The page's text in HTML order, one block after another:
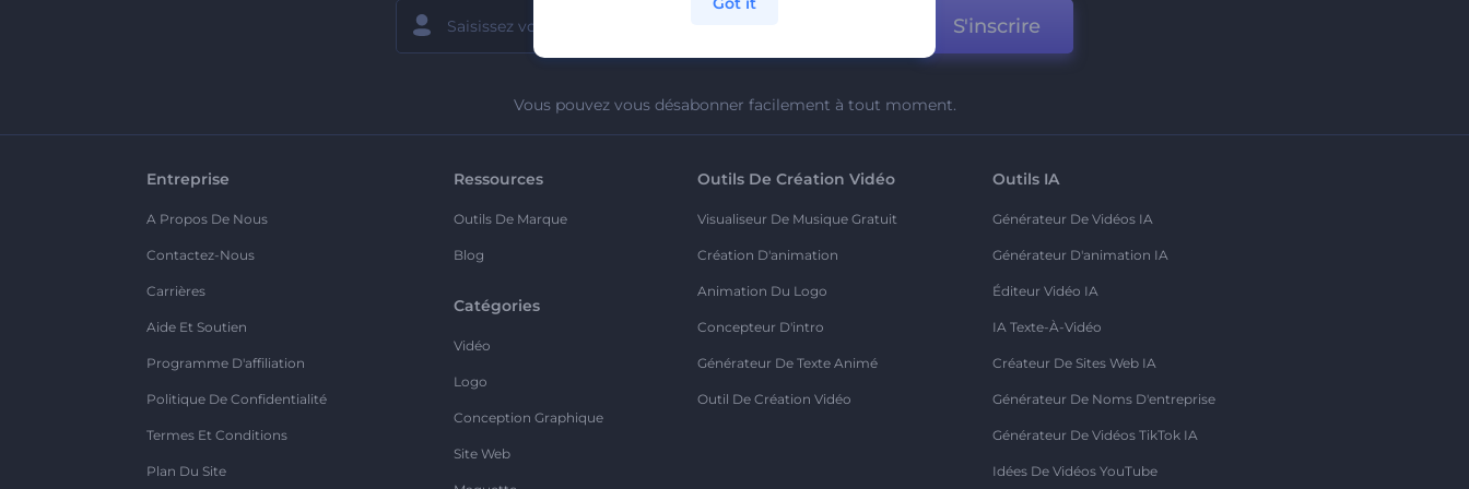
S'inscrire
Vous pouvez vous désabonner facilement à tout moment.
Entreprise
A Propos De Nous
Contactez-Nous
Carrières
Aide Et Soutien
Programme D'affiliation
Politique De Confidentialité
Termes Et Conditions
Plan Du Site
Ressources
Outils De Marque
Blog
Catégories
Vidéo
Logo
Conception Graphique
Site Web
Outils De Création Vidéo
Visualiseur De Musique Gratuit
Création D'animation
Animation Du Logo
Concepteur D'intro
Générateur De Texte Animé
Outil De Création Vidéo
Outils IA
Générateur De Vidéos IA
Générateur D'animation IA
Éditeur Vidéo IA
IA Texte-À-Vidéo
Créateur De Sites Web IA
Générateur De Noms D'entreprise
Générateur De Vidéos TikTok IA
Idées De Vidéos YouTube